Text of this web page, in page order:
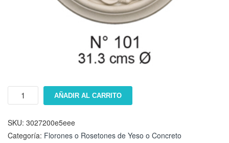
Floron
cantidad
AÑADIR AL CARRITO
SKU: 3027200e5eee
Categoría: Florones o Rosetones de Yeso o Concreto